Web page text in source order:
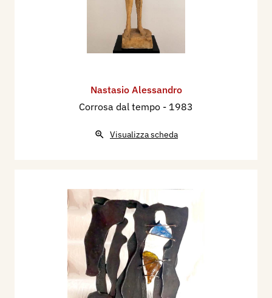
Nastasio Alessandro
Corrosa dal tempo - 1983
Visualizza scheda